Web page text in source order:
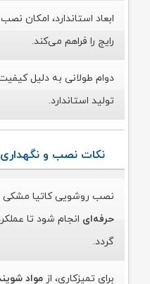
ابعاد استاندارد، امکان
رایج را فراهم می‌کند.
دوام طولانی به دلیل
تولید استاندارد.
نکات نصب و نگهداری
نصب روشویی کاتیا مشکی
حرفه‌ای انجام شود تا
گردد.
برای تمیزکاری، از مواد